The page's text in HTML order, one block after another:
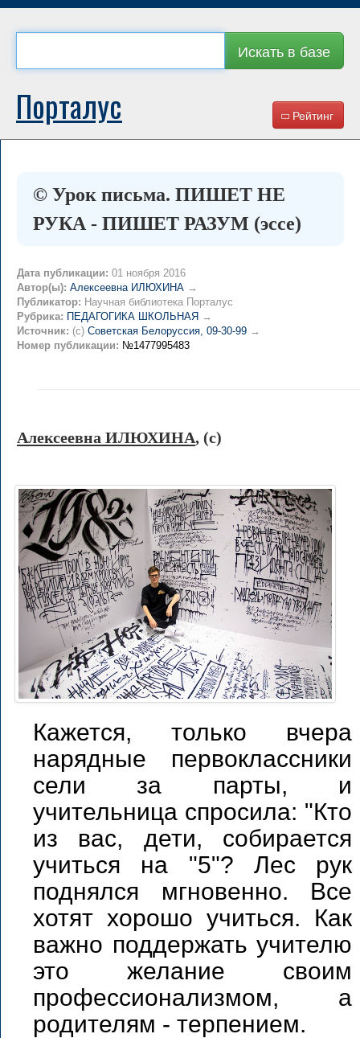
Искать в базе
Рейтинг
Порталус
© Урок письма. ПИШЕТ НЕ
РУКА - ПИШЕТ РАЗУМ (эссе)
Дата публикации: 01 ноября 2016
Автор(ы): Алексеевна ИЛЮХИНА →
Публикатор: Научная библиотека Порталус
Рубрика: ПЕДАГОГИКА ШКОЛЬНАЯ →
Источник: (c) Советская Белоруссия, 09-30-99 →
Номер публикации: №1477995483
Алексеевна ИЛЮХИНА, (c)
Кажется, только вчера
нарядные первоклассники
сели за парты, и
учительница спросила: "Кто
из вас, дети, собирается
учиться на "5"? Лес рук
поднялся мгновенно. Все
хотят хорошо учиться. Как
важно поддержать учителю
это желание своим
профессионализмом, а
родителям - терпением.